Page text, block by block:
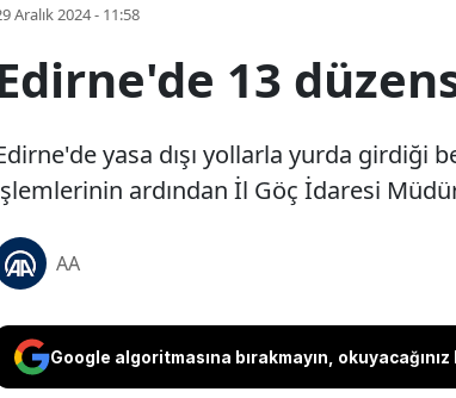
Aralık 2024 - 11:58
13
yasa dışı yollarla yurda girdiği
ardından İl Göç İdaresi
AA
Google algoritmasına bırakmayın,